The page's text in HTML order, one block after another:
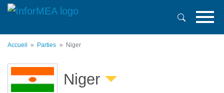
Aller
principal
Accueil Parties Niger
Niger